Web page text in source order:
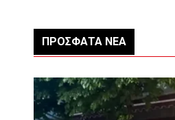
ΠΡΌΣΦΑΤΑ ΝΈΑ